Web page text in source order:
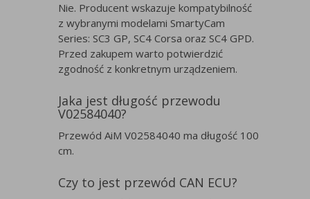
Nie. Producent wskazuje kompatybilność
z wybranymi modelami SmartyCam
Series: SC3 GP, SC4 Corsa oraz SC4 GPD.
Przed zakupem warto potwierdzić
zgodność z konkretnym urządzeniem.
Jaka jest długość przewodu
V02584040?
Przewód AiM V02584040 ma długość 100
cm.
Czy to jest przewód CAN ECU?